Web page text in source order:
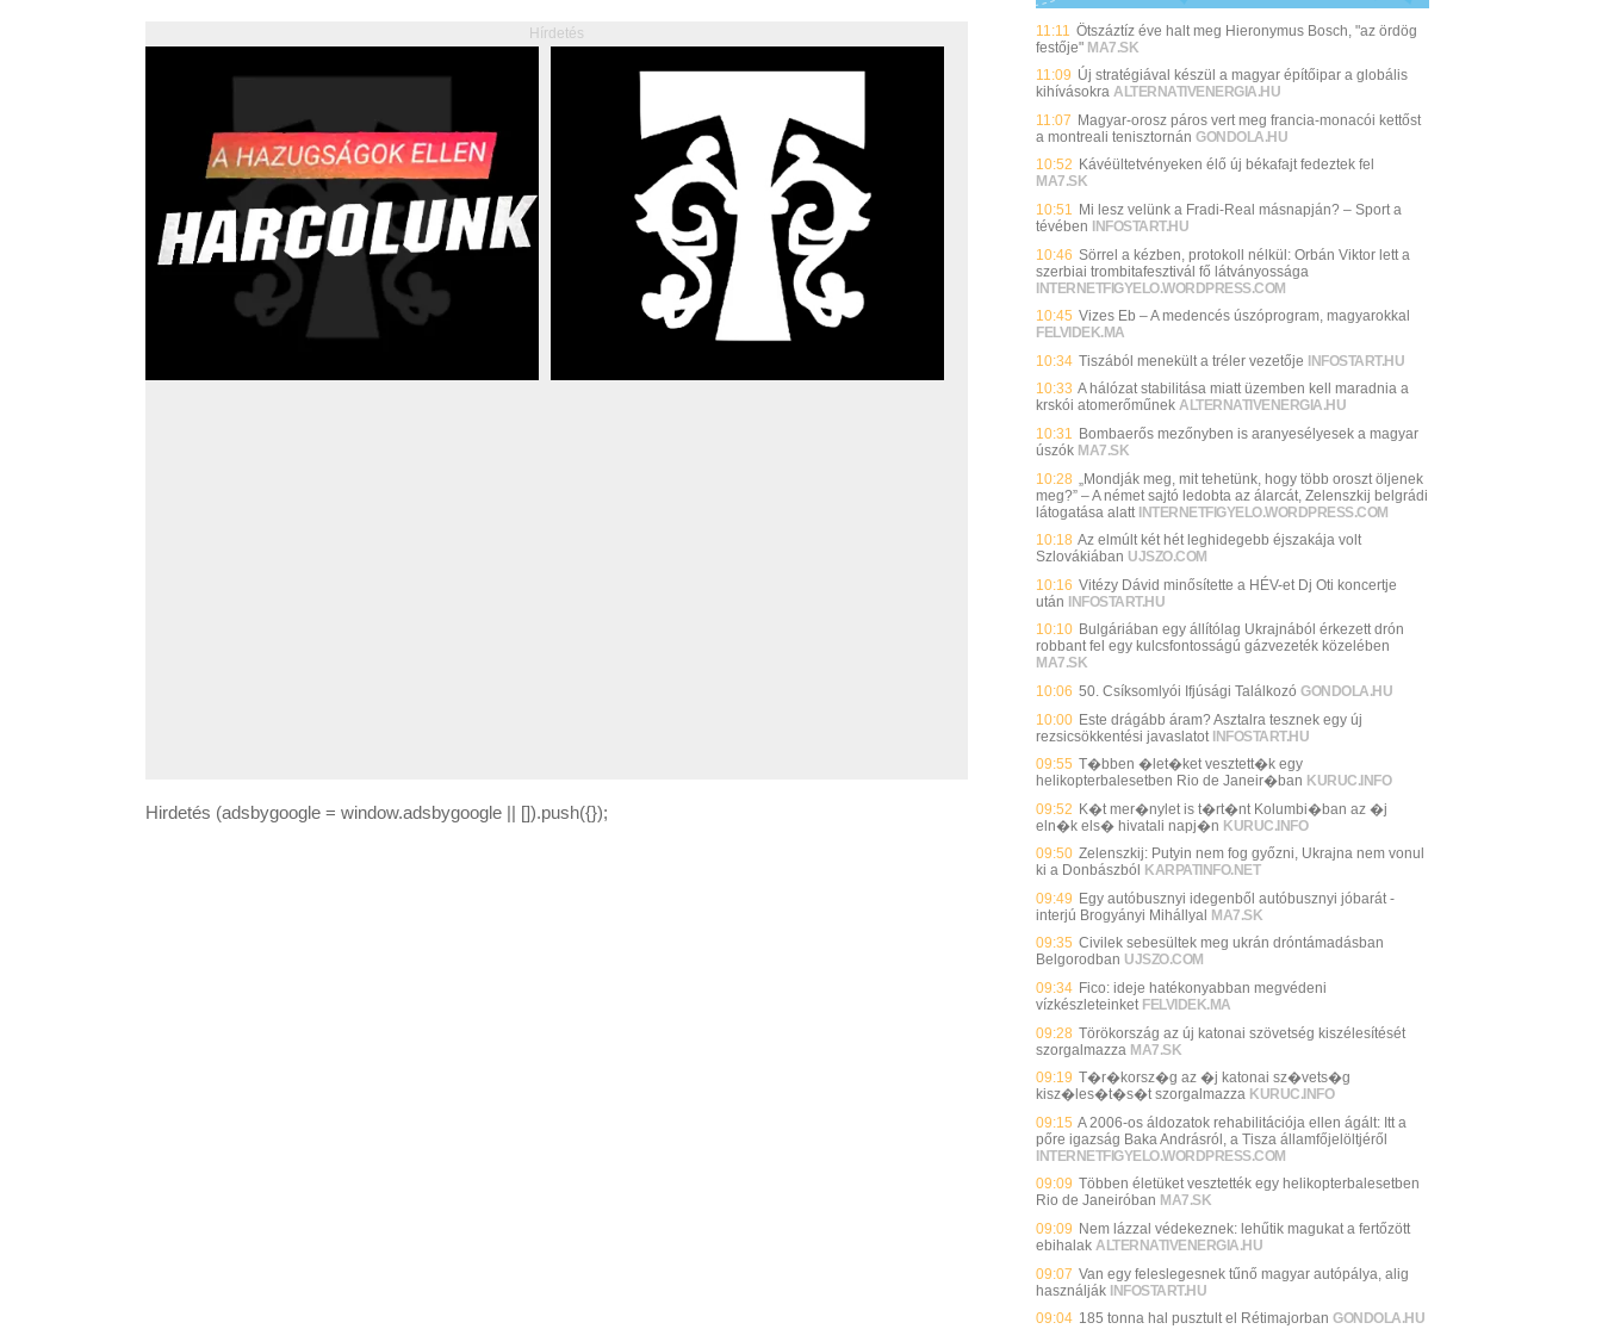
Hírdetés
Hirdetés (adsbygoogle = window.adsbygoogle || []).push({});
11:11 Ötszáztíz éve halt meg Hieronymus Bosch, "az ördög
festője" MA7.SK
11:09 Új stratégiával készül a magyar építőipar a globális
kihívásokra ALTERNATIVENERGIA.HU
11:07 Magyar-orosz páros vert meg francia-monacói kettőst
a montreali tenisztornán GONDOLA.HU
10:52 Kávéültetvényeken élő új békafajt fedeztek fel
MA7.SK
10:51 Mi lesz velünk a Fradi-Real másnapján? – Sport a
tévében
INFOSTART.HU
10:46 Sörrel a kézben, protokoll nélkül: Orbán Viktor lett a
szerbiai trombitafesztivál fő látványossága
INTERNETFIGYELO.WORDPRESS.COM
10:45 Vizes Eb – A medencés úszóprogram, magyarokkal
FELVIDEK.MA
10:34 Tiszából menekült a tréler vezetője INFOSTART.HU
10:33 A hálózat stabilitása miatt üzemben kell maradnia a
krskói atomerőműnek ALTERNATIVENERGIA.HU
10:31 Bombaerős mezőnyben is aranyesélyesek a magyar
úszók MA7.SK
10:28
„Mondják meg, mit tehetünk, hogy több oroszt öljenek
meg?” – A német sajtó ledobta az álarcát, Zelenszkij belgrádi
látogatása alatt INTERNETFIGYELO.WORDPRESS.COM
10:18 Az elmúlt két hét leghidegebb éjszakája volt
Szlovákiában UJSZO.COM
10:16 Vitézy Dávid minősítette a HÉV-et Dj Oti koncertje
után INFOSTART.HU
10:10 Bulgáriában egy állítólag Ukrajnából érkezett drón
robbant fel egy kulcsfontosságú gázvezeték közelében
MA7.SK
10:06 50. Csíksomlyói Ifjúsági Találkozó GONDOLA.HU
10:00 Este drágább áram? Asztalra tesznek egy új
rezsicsökkentési javaslatot INFOSTART.HU
09:55 T�bben �let�ket vesztett�k egy
helikopterbalesetben Rio de Janeir�ban KURUC.INFO
09:52 K�t mer�nylet is t�rt�nt Kolumbi�ban az �j
eln�k els� hivatali napj�n KURUC.INFO
09:50 Zelenszkij: Putyin nem fog győzni, Ukrajna nem vonul
ki a Donbászból
KARPATINFO.NET
09:49 Egy autóbusznyi idegenből autóbusznyi jóbarát -
interjú Brogyányi Mihállyal MA7.SK
09:35 Civilek sebesültek meg ukrán dróntámadásban
Belgorodban UJSZO.COM
09:34 Fico: ideje hatékonyabban megvédeni
vízkészleteinket FELVIDEK.MA
09:28 Törökország az új katonai szövetség kiszélesítését
szorgalmazza MA7.SK
09:19 T�r�korsz�g az �j katonai sz�vets�g
kisz�les�t�s�t szorgalmazza KURUC.INFO
09:15 A 2006-os áldozatok rehabilitációja ellen ágált: Itt a
pőre igazság Baka Andrásról, a Tisza államfőjelöltjéről
INTERNETFIGYELO.WORDPRESS.COM
09:09 Többen életüket vesztették egy helikopterbalesetben
Rio de Janeiróban MA7.SK
09:09 Nem lázzal védekeznek: lehűtik magukat a fertőzött
ebihalak ALTERNATIVENERGIA.HU
09:07 Van egy feleslegesnek tűnő magyar autópálya, alig
használják INFOSTART.HU
09:04 185 tonna hal pusztult el Rétimajorban GONDOLA.HU